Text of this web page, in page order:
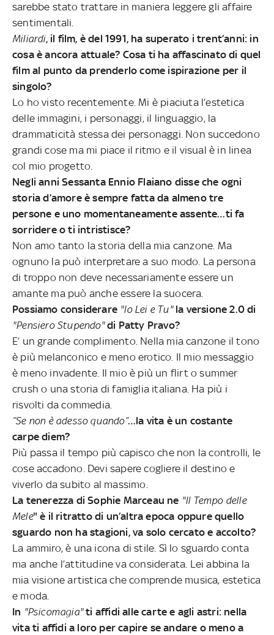
sarebbe stato trattare in maniera leggere gli affaire
sentimentali.
Miliardi, il film, è del 1991, ha superato i trent’anni: in
cosa è ancora attuale? Cosa ti ha affascinato di quel
film al punto da prenderlo come ispirazione per il
singolo?
Lo ho visto recentemente. Mi è piaciuta l’estetica
delle immagini, i personaggi, il linguaggio, la
drammaticità stessa dei personaggi. Non succedono
grandi cose ma mi piace il ritmo e il visual è in linea
col mio progetto.
Negli anni Sessanta Ennio Flaiano disse che ogni
storia d’amore è sempre fatta da almeno tre
persone e uno momentaneamente assente…ti fa
sorridere o ti intristisce?
Non amo tanto la storia della mia canzone. Ma
ognuno la può interpretare a suo modo. La persona
di troppo non deve necessariamente essere un
amante ma può anche essere la suocera.
Possiamo considerare "Io Lei e Tu"la versione 2.0 di
"Pensiero Stupendo"di Patty Pravo?
E’ un grande complimento. Nella mia canzone il tono
è più melanconico e meno erotico. Il mio messaggio
è meno invadente. Il mio è più un flirt o summer
crush o una storia di famiglia italiana. Ha più i
risvolti da commedia.
“Se non è adesso quando”…la vita è un costante
carpe diem?
Più passa il tempo più capisco che non la controlli, le
cose accadono. Devi sapere cogliere il destino e
viverlo da subito al massimo.
La tenerezza di Sophie Marceau ne "Il Tempo delle
Mele" è il ritratto di un’altra epoca oppure quello
sguardo non ha stagioni, va solo cercato e accolto?
La ammiro, è una icona di stile. Sì lo sguardo conta
ma anche l’attitudine va considerata. Lei abbina la
mia visione artistica che comprende musica, estetica
e moda.
In "Psicomagia"ti affidi alle carte e agli astri: nella
vita ti affidi a loro per capire se andare o meno a